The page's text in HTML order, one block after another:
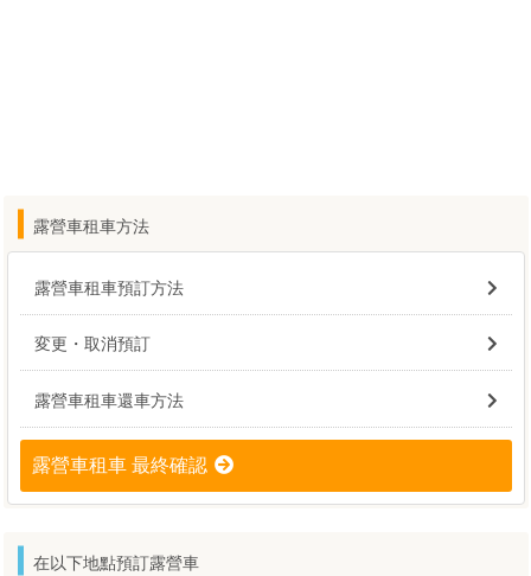
露營車租車方法
露營車租車預訂方法
変更・取消預訂
露營車租車還車方法
露營車租車 最終確認
在以下地點預訂露營車